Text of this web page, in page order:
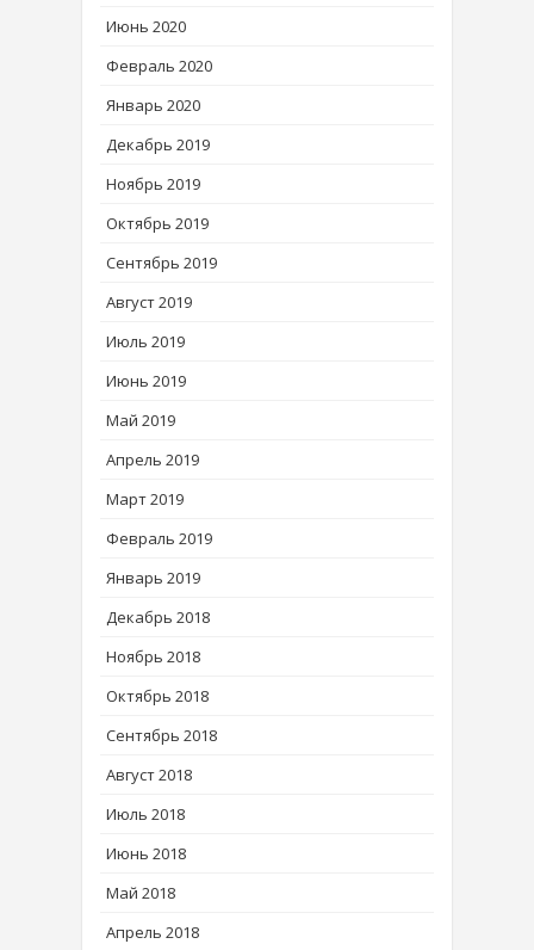
Июнь 2020
Февраль 2020
Январь 2020
Декабрь 2019
Ноябрь 2019
Октябрь 2019
Сентябрь 2019
Август 2019
Июль 2019
Июнь 2019
Май 2019
Апрель 2019
Март 2019
Февраль 2019
Январь 2019
Декабрь 2018
Ноябрь 2018
Октябрь 2018
Сентябрь 2018
Август 2018
Июль 2018
Июнь 2018
Май 2018
Апрель 2018